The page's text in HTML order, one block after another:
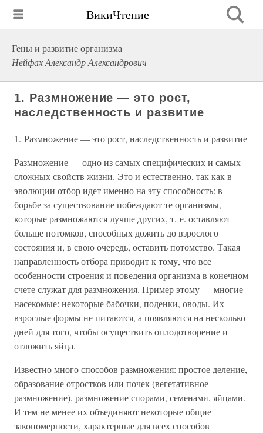
ВикиЧтение
Гены и развитие организма
Нейфах Александр Александрович
1. Размножение — это рост,
наследственность и развитие
1. Размножение — это рост, наследственность и развитие
Размножение — одно из самых специфических и самых
сложных свойств жизни. Это и естественно, так как в
эволюции отбор идет именно на эту способность: в
борьбе за существование побеждают те организмы,
которые размножаются лучше других, т. е. оставляют
больше потомков, способных дожить до взрослого
состояния и, в свою очередь, оставить потомство. Такая
направленность отбора приводит к тому, что все
особенности строения и поведения организма в конечном
счете служат для размножения. Пример этому — многие
насекомые: некоторые бабочки, поденки, оводы. Их
взрослые формы не питаются, а появляются на несколько
дней для того, чтобы осуществить оплодотворение и
отложить яйца.
Известно много способов размножения: простое деление,
образование отростков или почек (вегетативное
размножение), размножение спорами, семенами, яйцами.
И тем не менее их объединяют некоторые общие
закономерности, характерные для всех способов